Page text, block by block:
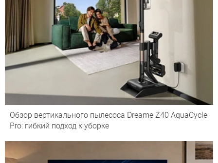
Обзор вертикального пылесоса Dreame Z40 AquaCycle
Pro: гибкий подход к уборке